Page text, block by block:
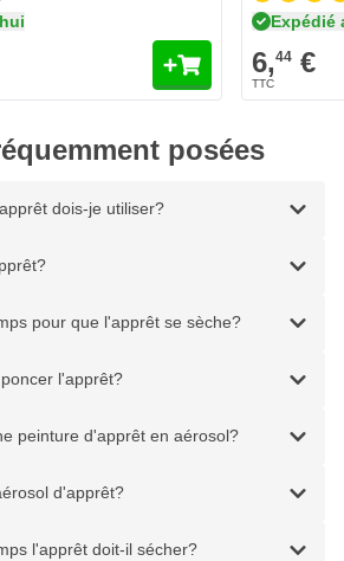
2K de couleur BEIGE
et peintures de couleurs claires
et à la corrosion
chimiques
élevé
de vernis 1K et 2K
se conserve 6 heures
après 5 heures à 20°C
Expédié
6,44 €
posées
dois-je utiliser?
pour que l'apprêt se sèche?
l'apprêt?
peinture d'apprêt en aérosol?
d'apprêt?
l'apprêt doit-il sécher?